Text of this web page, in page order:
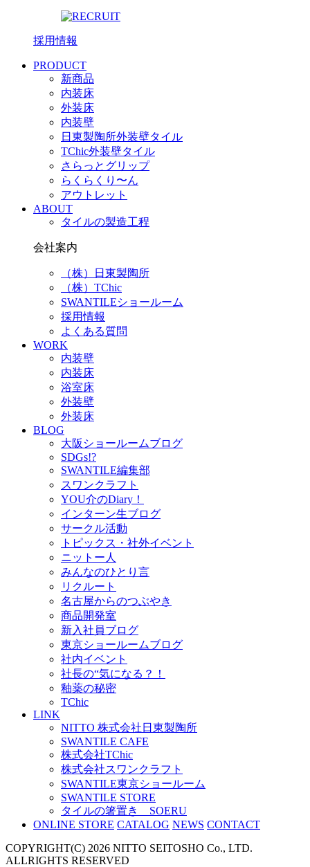
採用情報
PRODUCT
新商品
内装床
外装床
内装壁
日東製陶所外装壁タイル
TChic外装壁タイル
さらっとグリップ
らくらくり〜ん
アウトレット
ABOUT
タイルの製造工程
会社案内
（株）日東製陶所
（株）TChic
SWANTILEショールーム
採用情報
よくある質問
WORK
内装壁
内装床
浴室床
外装壁
外装床
BLOG
大阪ショールームブログ
SDGs!?
SWANTILE編集部
スワンクラフト
YOU介のDiary！
インターン生ブログ
サークル活動
トピックス・社外イベント
ニットー人
みんなのひとり言
リクルート
名古屋からのつぶやき
商品開発室
新入社員ブログ
東京ショールームブログ
社内イベント
社長の“気になる？！
釉薬の秘密
TChic
LINK
NITTO 株式会社日東製陶所
SWANTILE CAFE
株式会社TChic
株式会社スワンクラフト
SWANTILE東京ショールーム
SWANTILE STORE
タイルの箸置き SOERU
ONLINE STORE CATALOG NEWS CONTACT
COPYRIGHT(C) 2026 NITTO SEITOSHO Co., LTD.
ALLRIGHTS RESERVED